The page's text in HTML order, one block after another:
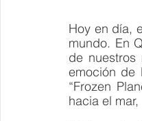
Hoy en día,
mundo. En
de nuestros
emoción de
“Frozen
hacia el